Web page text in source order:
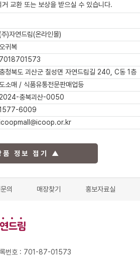
거 교환 또는 보상을 받으실 수 있습니다.
)자연드림(온라인몰)
오귀복
7018701573
충청북도 괴산군 칠성면 자연드림길 240, C동 1층
도소매 / 식품유통전문판매업등
2024-충북괴산-0050
6009
품 정보 접기 ▲
의 매장찾기 홍보자료실
록번호 : 701-87-01573